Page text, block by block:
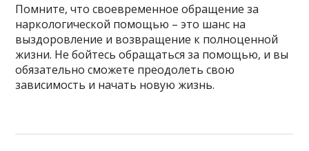
Помните, что своевременное обращение за
наркологической помощью – это шанс на
выздоровление и возвращение к полноценной
жизни. Не бойтесь обращаться за помощью, и вы
обязательно сможете преодолеть свою
зависимость и начать новую жизнь.